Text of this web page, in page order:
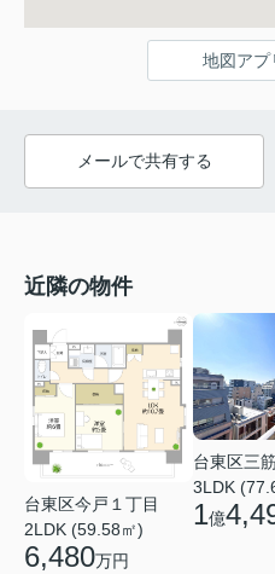
地図アプ
メールで共有する
近隣の物件
台東区今戸１丁目
2LDK (59.58㎡)
6,480万円
台東区三
3LDK
1億